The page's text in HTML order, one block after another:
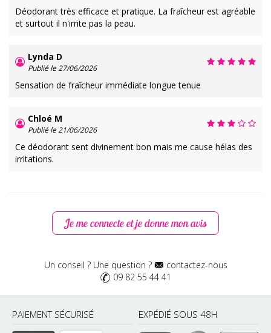
Déodorant très efficace et pratique. La fraîcheur est agréable
et surtout il n'irrite pas la peau.
Lynda D
Publié le 27/06/2026
Sensation de fraîcheur immédiate longue tenue
Chloé M
Publié le 21/06/2026
Ce déodorant sent divinement bon mais me cause hélas des
irritations.
Je me connecte et je donne mon avis
Un conseil ? Une question ?
contactez-nous
09 82 55 44 41
PAIEMENT SÉCURISÉ EXPÉDIÉ SOUS 48H